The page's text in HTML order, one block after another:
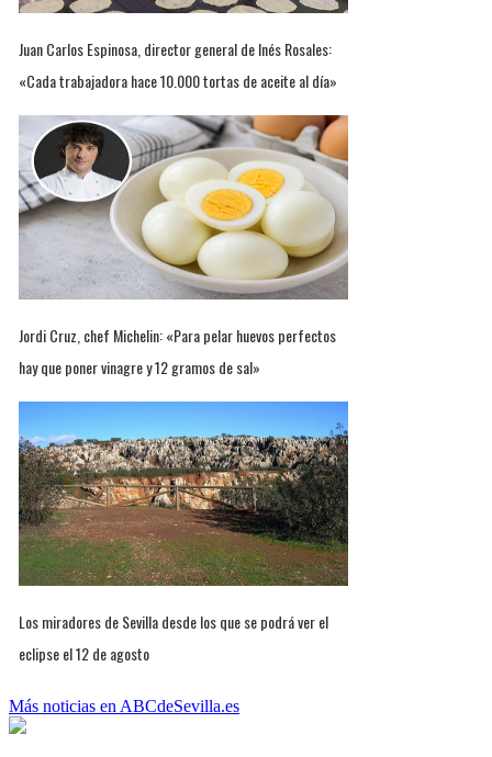
Juan Carlos Espinosa, director general de Inés Rosales:
«Cada trabajadora hace 10.000 tortas de aceite al día»
Jordi Cruz, chef Michelin: «Para pelar huevos perfectos
hay que poner vinagre y 12 gramos de sal»
Los miradores de Sevilla desde los que se podrá ver el
eclipse el 12 de agosto
Más noticias en ABCdeSevilla.es